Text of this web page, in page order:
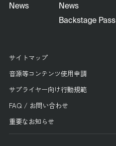
News
News
Backstage Pass
サイトマップ
音源等コンテンツ使用申請
サプライヤー向け行動規範
FAQ / お問い合わせ
重要なお知らせ